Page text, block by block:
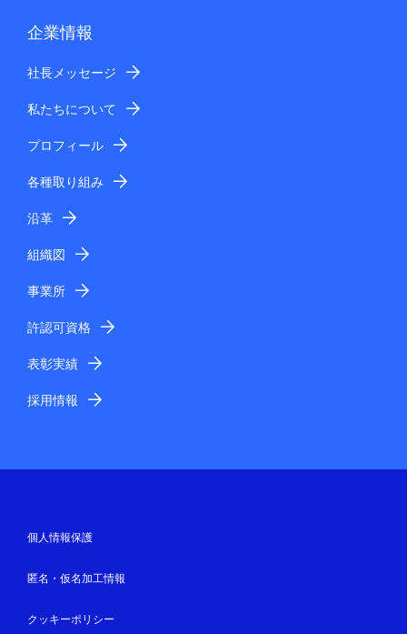
企業情報
社長メッセージ
私たちについて
プロフィール
各種取り組み
沿革
組織図
事業所
許認可資格
表彰実績
採用情報
個人情報保護
匿名・仮名加工情報
クッキーポリシー